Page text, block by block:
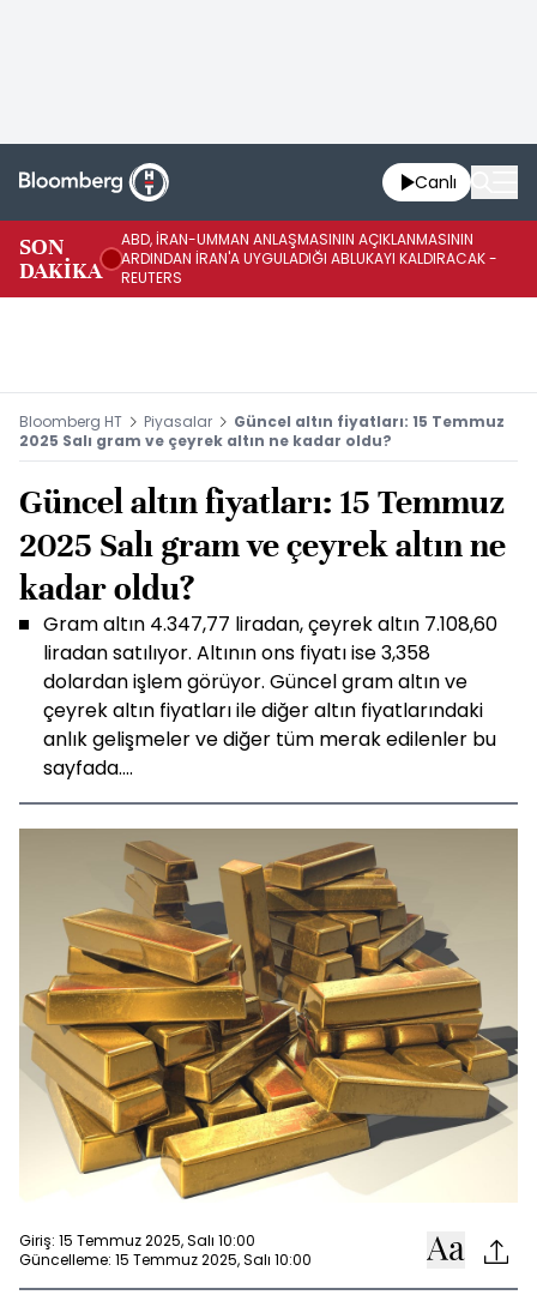
Canlı
SON
DAKİKA
ABD, İRAN-UMMAN ANLAŞMASININ AÇIKLANMASININ
ARDINDAN İRAN'A UYGULADIĞI ABLUKAYI KALDIRACAK -
REUTERS
Bloomberg HT Piyasalar
Güncel altın fiyatları: 15 Temmuz
2025 Salı gram ve çeyrek altın ne kadar oldu?
Güncel altın fiyatları: 15 Temmuz
2025 Salı gram ve çeyrek altın ne
kadar oldu?
Gram altın 4.347,77 liradan, çeyrek altın 7.108,60
liradan satılıyor. Altının ons fiyatı ise 3,358
dolardan işlem görüyor. Güncel gram altın ve
çeyrek altın fiyatları ile diğer altın fiyatlarındaki
anlık gelişmeler ve diğer tüm merak edilenler bu
sayfada....
Giriş: 15 Temmuz 2025, Salı 10:00
Güncelleme: 15 Temmuz 2025, Salı 10:00